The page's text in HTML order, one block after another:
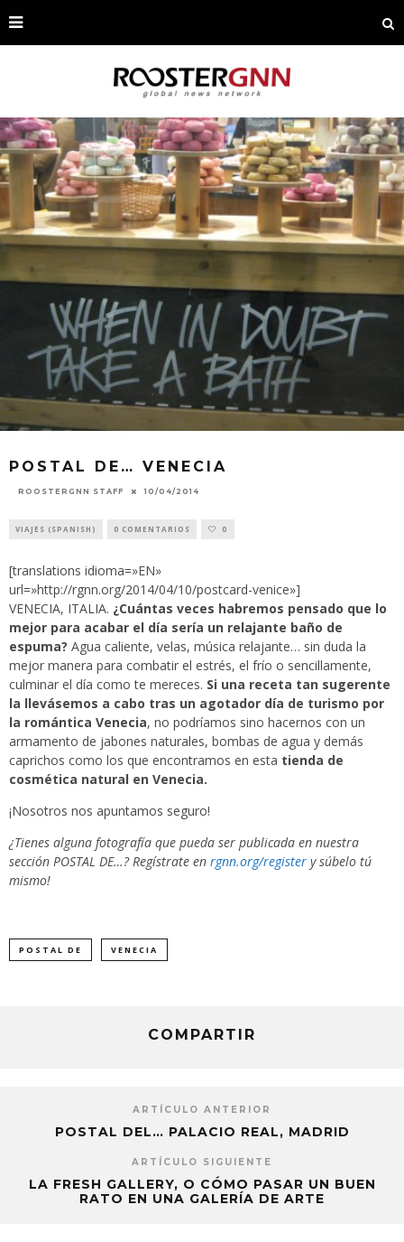
POSTAL DE… VENECIA
ROOSTERGNN STAFF 10/04/2014
VIAJES (SPANISH) 0 COMENTARIOS 0
[translations idioma=»EN»
url=»http://rgnn.org/2014/04/10/postcard-venice»]
VENECIA, ITALIA. ¿Cuántas veces habremos pensado que lo
mejor para acabar el día sería un relajante baño de
espuma? Agua caliente, velas, música relajante… sin duda la
mejor manera para combatir el estrés, el frío o sencillamente,
culminar el día como te mereces. Si una receta tan sugerente
la llevásemos a cabo tras un agotador día de turismo por
la romántica Venecia, no podríamos sino hacernos con un
armamento de jabones naturales, bombas de agua y demás
caprichos como los que encontramos en esta tienda de
cosmética natural en Venecia.
¡Nosotros nos apuntamos seguro!
¿Tienes alguna fotografía que pueda ser publicada en nuestra
sección POSTAL DE…? Regístrate en rgnn.org/register y súbelo tú
mismo!
POSTAL DE VENECIA
COMPARTIR
ARTÍCULO ANTERIOR
POSTAL DEL… PALACIO REAL, MADRID
ARTÍCULO SIGUIENTE
LA FRESH GALLERY, O CÓMO PASAR UN BUEN
RATO EN UNA GALERÍA DE ARTE